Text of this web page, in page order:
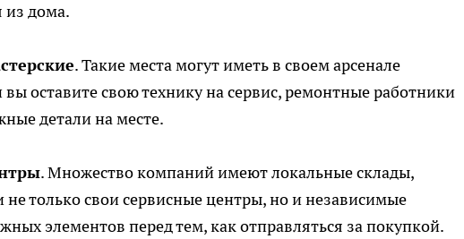
из дома.
. Такие места могут иметь в своем арсенале
оставите свою технику на сервис, ремонтные работники
детали на месте.
. Множество компаний имеют локальные склады,
только свои сервисные центры, но и независимые
элементов перед тем, как отправляться за покупкой.